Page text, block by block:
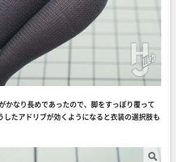
かなり長めであったので、脚をすっぽり覆って
したアドリブが効くようになると衣装の選択肢も